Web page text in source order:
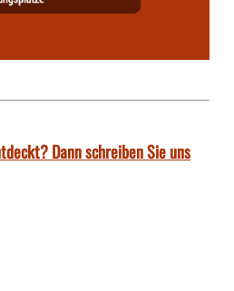
Dann schreiben Sie uns